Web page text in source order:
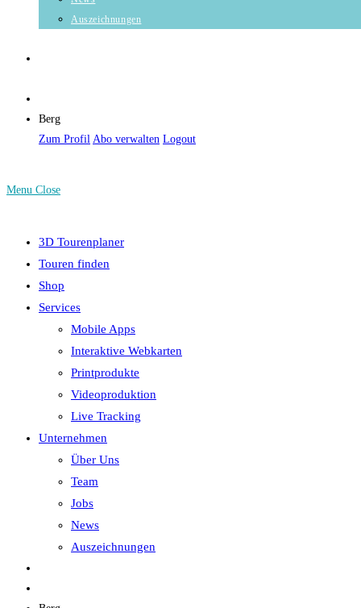
Auszeichnungen
Berg
Zum Profil Abo verwalten Logout
Menu Close
3D Tourenplaner
Touren finden
Shop
Services
Mobile Apps
Interaktive Webkarten
Printprodukte
Videoproduktion
Live Tracking
Unternehmen
Über Uns
Team
Jobs
News
Auszeichnungen